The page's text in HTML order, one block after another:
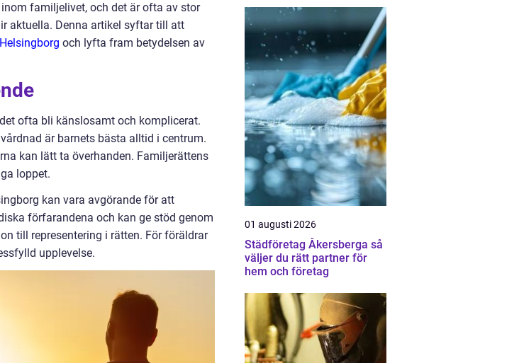
familjelivet, och det är ofta av stor
aktuella. Denna artikel syftar till att
och lyfta fram betydelsen av
ofta bli känslosamt och komplicerat.
är barnets bästa alltid i centrum.
kan lätt ta överhanden. Familjerättens
loppet.
kan vara avgörande för att
förfarandena och kan ge stöd genom
till representering i rätten. För föräldrar
upplevelse.
01 augusti 2026
Städföretag Åkersberga så
väljer du rätt partner för
hem och företag